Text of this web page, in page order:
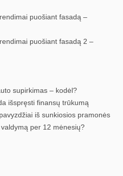
puošiant fasadą –
puošiant fasadą 2 –
supirkimas – kodėl?
išspręsti finansų trūkumą
iš sunkiosios pramonės
per 12 mėnesių?